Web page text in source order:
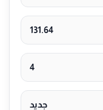
131.64
4
جديد